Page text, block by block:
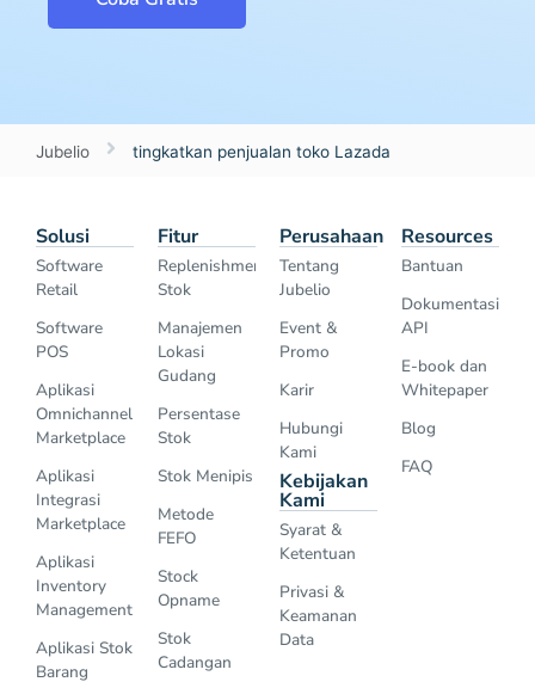
Jubelio tingkatkan penjualan toko Lazada
Solusi
Software
Retail
Software
POS
Aplikasi
Omnichannel
Marketplace
Aplikasi
Integrasi
Marketplace
Aplikasi
Inventory
Management
Aplikasi Stok
Barang
Fitur
Replenishment
Stok
Manajemen
Lokasi
Gudang
Persentase
Stok
Stok Menipis
Metode
FEFO
Stock
Opname
Stok
Cadangan
Perusahaan
Tentang
Jubelio
Event &
Promo
Karir
Hubungi
Kami
Kebijakan
Kami
Syarat &
Ketentuan
Privasi &
Keamanan
Data
Resources
Bantuan
Dokumentasi
API
E-book dan
Whitepaper
Blog
FAQ